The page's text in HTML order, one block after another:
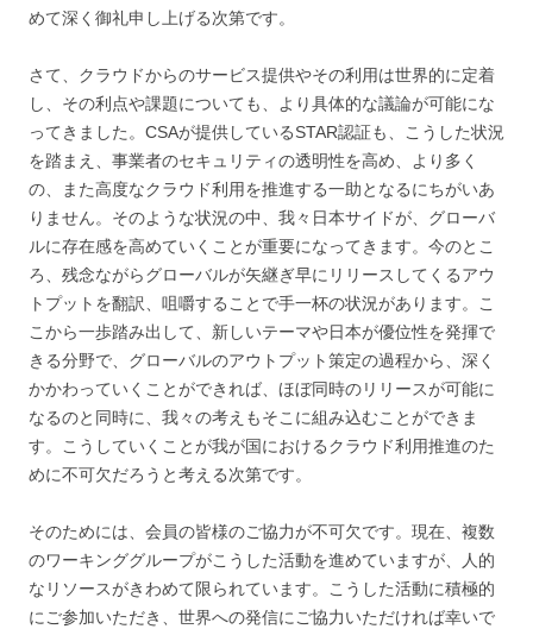
めて深く御礼申し上げる次第です。
さて、クラウドからのサービス提供やその利用は世界的に定着
し、その利点や課題についても、より具体的な議論が可能にな
ってきました。CSAが提供しているSTAR認証も、こうした状況
を踏まえ、事業者のセキュリティの透明性を高め、より多く
の、また高度なクラウド利用を推進する一助となるにちがいあ
りません。そのような状況の中、我々日本サイドが、グローバ
ルに存在感を高めていくことが重要になってきます。今のとこ
ろ、残念ながらグローバルが矢継ぎ早にリリースしてくるアウ
トプットを翻訳、咀嚼することで手一杯の状況があります。こ
こから一歩踏み出して、新しいテーマや日本が優位性を発揮で
きる分野で、グローバルのアウトプット策定の過程から、深く
かかわっていくことができれば、ほぼ同時のリリースが可能に
なるのと同時に、我々の考えもそこに組み込むことができま
す。こうしていくことが我が国におけるクラウド利用推進のた
めに不可欠だろうと考える次第です。
そのためには、会員の皆様のご協力が不可欠です。現在、複数
のワーキンググループがこうした活動を進めていますが、人的
なリソースがきわめて限られています。こうした活動に積極的
にご参加いただき、世界への発信にご協力いただければ幸いで